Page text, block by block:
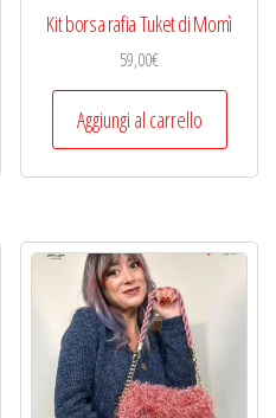
Kit borsa rafia Tuket di Momì
59,00€
Aggiungi al carrello